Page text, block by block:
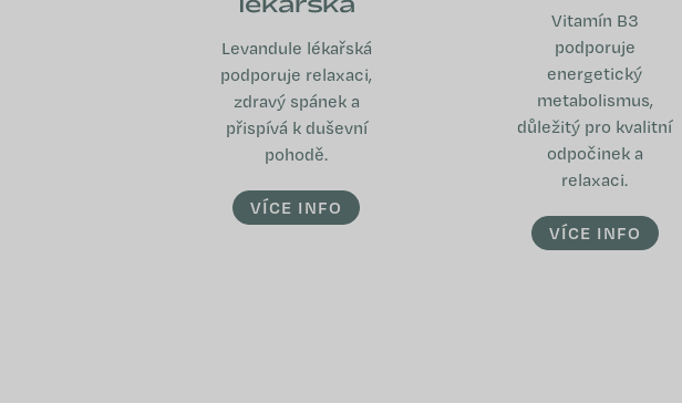
Levandule lékařská
podporuje relaxaci,
zdravý spánek a
přispívá k duševní
pohodě.
VÍCE INFO
Vitamín B3
podporuje
energetický
metabolismus,
důležitý pro kvalitní
odpočinek a
relaxaci.
VÍCE INFO